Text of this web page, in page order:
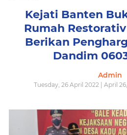
Kejati Banten
Rumah
Berikan
Dandim
Admin
Tuesday, 26 April 2022 | April